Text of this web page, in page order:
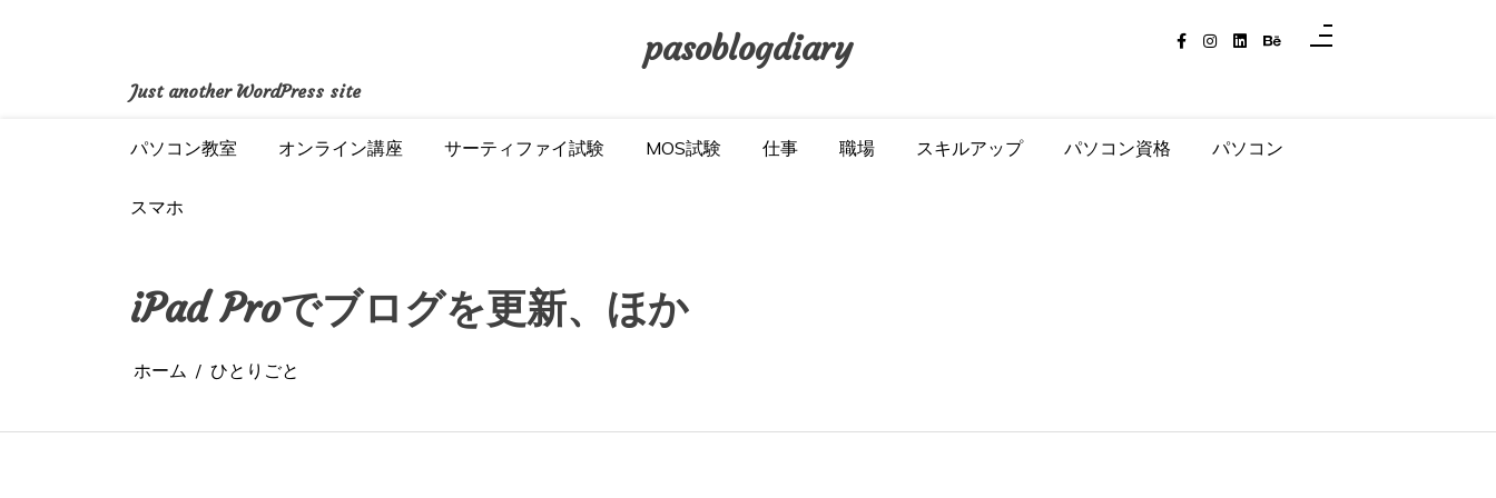
pasoblogdiary
Just another WordPress site
パソコン教室 オンライン講座 サーティファイ試験 MOS試験 仕事 職場 スキルアップ パソコン資格 パソコン
スマホ
iPad Proでブログを更新、ほか
ホーム ひとりごと